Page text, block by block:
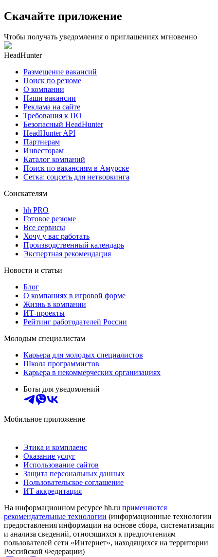
Скачайте приложение
Чтобы получать уведомления о приглашениях мгновенно
HeadHunter
Размещение вакансий
Поиск по резюме
О компании
Наши вакансии
Реклама на сайте
Требования к ПО
Безопасный HeadHunter
HeadHunter API
Партнерам
Инвесторам
Каталог компаний
Поиск по вакансиям в Амурске
Сетка: соцсеть для нетворкинга
Соискателям
hh PRO
Готовое резюме
Все сервисы
Хочу у вас работать
Производственный календарь
Экспертная рекомендация
Новости и статьи
Блог
О компаниях в игровой форме
Жизнь в компании
ИТ-проекты
Рейтинг работодателей России
Молодым специалистам
Карьера для молодых специалистов
Школа программистов
Карьера в некоммерческих организациях
Боты для уведомлений
Мобильное приложение
Этика и комплаенс
Оказание услуг
Использование сайтов
Защита персональных данных
Пользовательское соглашение
ИТ аккредитация
На информационном ресурсе hh.ru применяются
рекомендательные технологии (информационные технологии
предоставления информации на основе сбора, систематизации
и анализа сведений, относящихся к предпочтениям
пользователей сети «Интернет», находящихся на территории
Российской Федерации)